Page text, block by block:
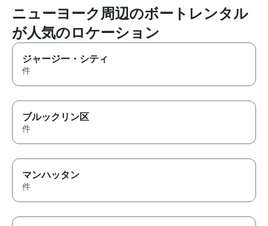
ニューヨーク周辺のボートレンタル
が人気のロケーション
ジャージー・シティ
件
ブルックリン区
件
マンハッタン
件